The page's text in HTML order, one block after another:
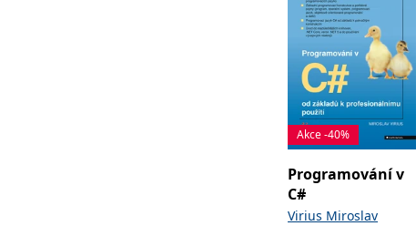
Akce -40%
Programování v
C#
Virius Miroslav